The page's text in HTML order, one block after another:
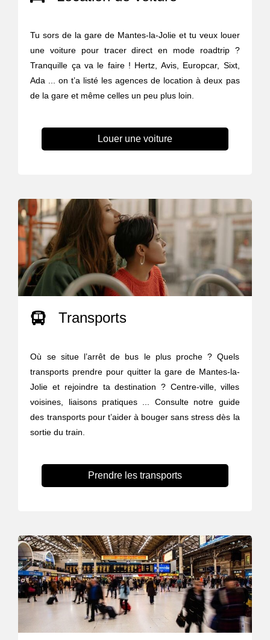
Tu sors de la gare de Mantes-la-Jolie et tu veux louer
une voiture pour tracer direct en mode roadtrip ?
Tranquille ça va le faire ! Hertz, Avis, Europcar, Sixt,
Ada ... on t’a listé les agences de location à deux pas
de la gare et même celles un peu plus loin.
Louer une voiture
Transports
Où se situe l’arrêt de bus le plus proche ? Quels
transports prendre pour quitter la gare de Mantes-la-
Jolie et rejoindre ta destination ? Centre-ville, villes
voisines, liaisons pratiques ... Consulte notre guide
des transports pour t’aider à bouger sans stress dès la
sortie du train.
Prendre les transports